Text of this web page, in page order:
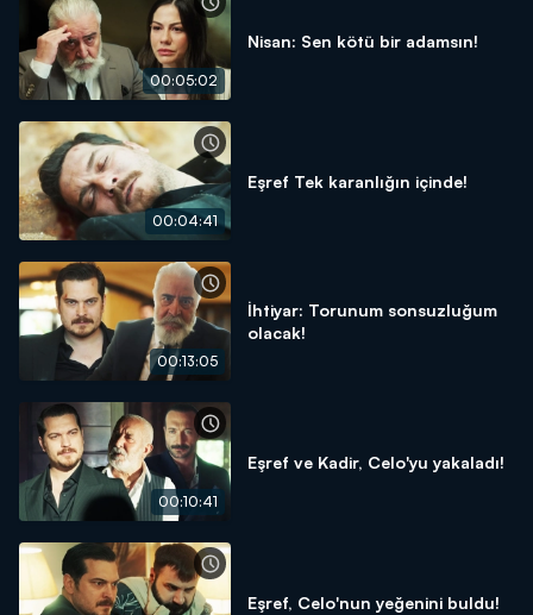
00:05:02
Nisan: Sen kötü bir adamsın!
00:04:41
Eşref Tek karanlığın içinde!
00:13:05
İhtiyar: Torunum sonsuzluğum
olacak!
00:10:41
Eşref ve Kadir, Celo'yu yakaladı!
Eşref, Celo'nun yeğenini buldu!